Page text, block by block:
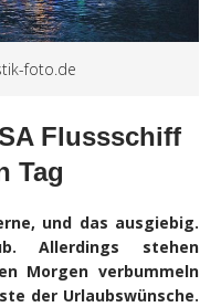
foto.de
Flussschiff
Tag
und das ausgiebig.
Allerdings stehen
Morgen verbummeln
der Urlaubswünsche.